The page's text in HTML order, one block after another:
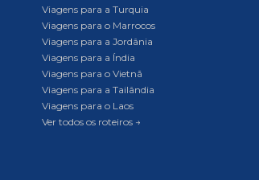
Viagens para a Turquia
Viagens para o Marrocos
Viagens para a Jordânia
Viagens para a Índia
Viagens para o Vietnã
Viagens para a Tailândia
Viagens para o Laos
Ver todos os roteiros →